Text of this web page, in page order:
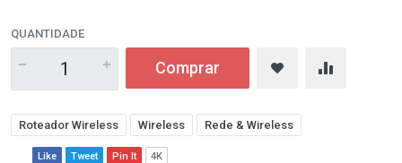
QUANTIDADE
Comprar
Roteador Wireless Wireless Rede & Wireless
Like Tweet Pin It 4K